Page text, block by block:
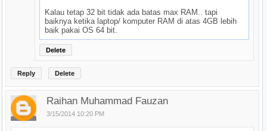
Kalau tetap 32 bit tidak ada batas max RAM.. tapi
baiknya ketika laptop/ komputer RAM di atas 4GB lebih
baik pakai OS 64 bit.
Delete
Reply Delete
Raihan Muhammad Fauzan
3/15/2014 10:20 PM